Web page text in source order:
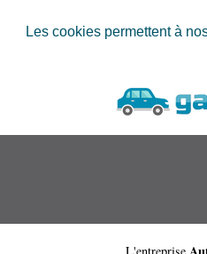
Les cookies permettent à
L'entreprise